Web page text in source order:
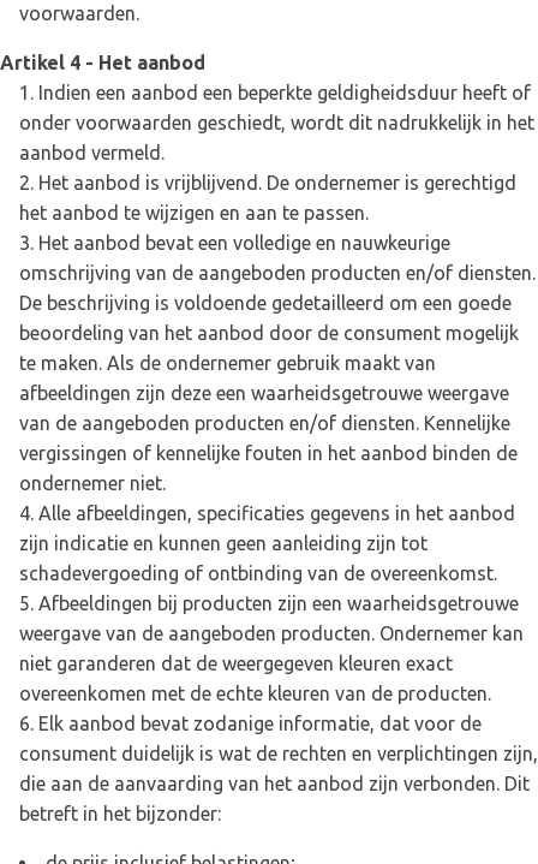
voorwaarden.
Artikel 4 - Het aanbod
Indien een aanbod een beperkte geldigheidsduur heeft of
onder voorwaarden geschiedt, wordt dit nadrukkelijk in het
aanbod vermeld.
Het aanbod is vrijblijvend. De ondernemer is gerechtigd
het aanbod te wijzigen en aan te passen.
Het aanbod bevat een volledige en nauwkeurige
omschrijving van de aangeboden producten en/of diensten.
De beschrijving is voldoende gedetailleerd om een goede
beoordeling van het aanbod door de consument mogelijk
te maken. Als de ondernemer gebruik maakt van
afbeeldingen zijn deze een waarheidsgetrouwe weergave
van de aangeboden producten en/of diensten. Kennelijke
vergissingen of kennelijke fouten in het aanbod binden de
ondernemer niet.
Alle afbeeldingen, specificaties gegevens in het aanbod
zijn indicatie en kunnen geen aanleiding zijn tot
schadevergoeding of ontbinding van de overeenkomst.
Afbeeldingen bij producten zijn een waarheidsgetrouwe
weergave van de aangeboden producten. Ondernemer kan
niet garanderen dat de weergegeven kleuren exact
overeenkomen met de echte kleuren van de producten.
Elk aanbod bevat zodanige informatie, dat voor de
consument duidelijk is wat de rechten en verplichtingen zijn,
die aan de aanvaarding van het aanbod zijn verbonden. Dit
betreft in het bijzonder: